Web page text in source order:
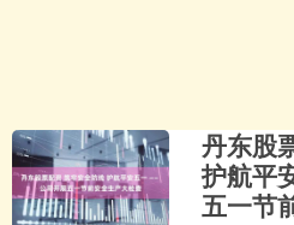
丹东股
护航平
五一节